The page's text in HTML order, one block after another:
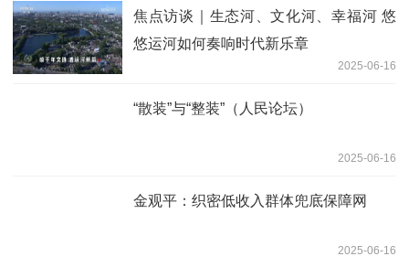
焦点访谈｜生态河、文化河、幸福河 悠
悠运河如何奏响时代新乐章
2025-06-16
“散装”与“整装”（人民论坛）
2025-06-16
金观平：织密低收入群体兜底保障网
2025-06-16